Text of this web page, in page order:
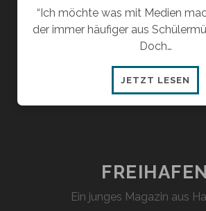
“Ich möchte was mit Medien
der immer häufiger aus
Doch…
JETZT LESEN
DER
FREIHAFEN
Ein junges Magazin aus